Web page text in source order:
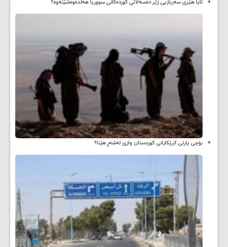
ئایا هێزی سەربازیی ژێر دەسەڵاتی کوردەکانی سووریا هەڵدەوەشێتەوە؟
بۆچی پارتی کرێکارانی کوردستان وازی لەشەڕ هێنا؟